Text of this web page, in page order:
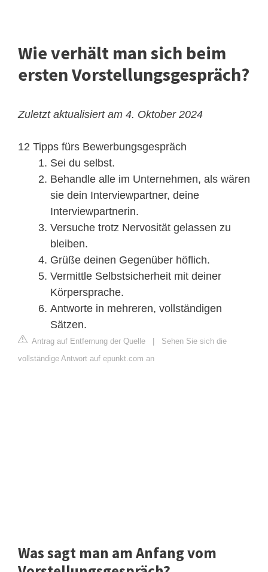
Wie verhält man sich beim
ersten Vorstellungsgespräch?
Zuletzt aktualisiert am 4. Oktober 2024
12 Tipps fürs Bewerbungsgespräch
Sei du selbst.
Behandle alle im Unternehmen, als wären
sie dein Interviewpartner, deine
Interviewpartnerin.
Versuche trotz Nervosität gelassen zu
bleiben.
Grüße deinen Gegenüber höflich.
Vermittle Selbstsicherheit mit deiner
Körpersprache.
Antworte in mehreren, vollständigen
Sätzen.
Antrag auf Entfernung der Quelle
Sehen Sie sich die
vollständige Antwort auf epunkt.com an
Was sagt man am Anfang vom